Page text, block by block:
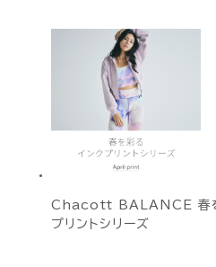
Chacott BALANCE 春
プリントシリーズ